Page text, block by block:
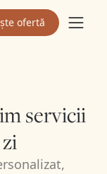
ofertă
servicii